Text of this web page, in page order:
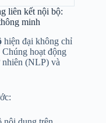
liên kết nội bộ:
minh
hiện đại không chỉ
hoạt động
nhiên (NLP) và